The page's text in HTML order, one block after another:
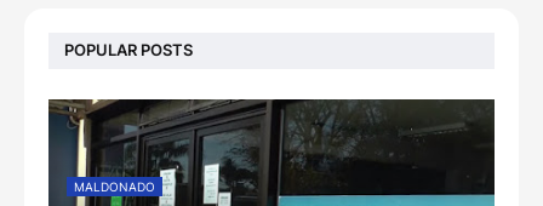
POPULAR POSTS
MALDONADO